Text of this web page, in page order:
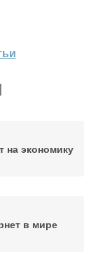
на экономику
в мире